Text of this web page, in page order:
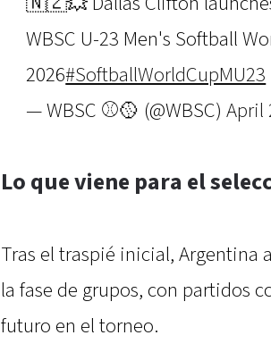
WBSC U-23 Men's Softball
2026#SoftballWorldCupMU23
— WBSC ⚾🥎 (@WBSC)April
Lo que viene para el
Tras el traspié inicial, Argentina
la fase de grupos, con partidos
futuro en el torneo.